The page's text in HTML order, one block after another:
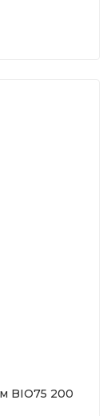
BIO75 200